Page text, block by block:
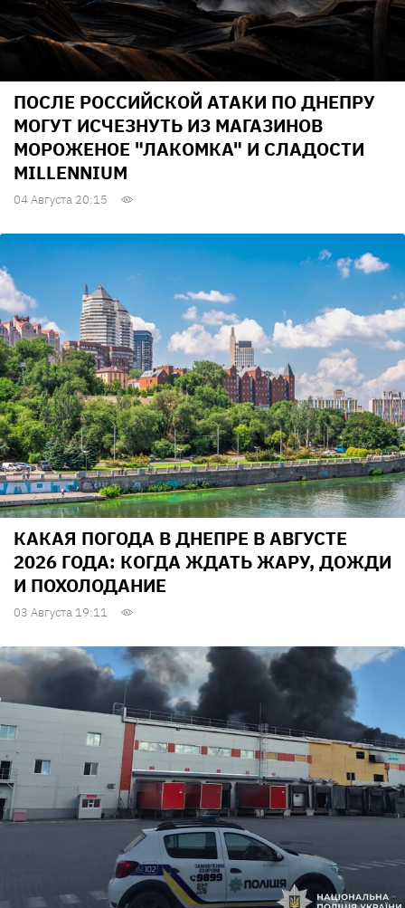
ПОСЛЕ РОССИЙСКОЙ АТАКИ ПО ДНЕПРУ
МОГУТ ИСЧЕЗНУТЬ ИЗ МАГАЗИНОВ
МОРОЖЕНОЕ "ЛАКОМКА" И СЛАДОСТИ
MILLENNIUM
04 Августа 20:15
КАКАЯ ПОГОДА В ДНЕПРЕ В АВГУСТЕ
2026 ГОДА: КОГДА ЖДАТЬ ЖАРУ, ДОЖДИ
И ПОХОЛОДАНИЕ
03 Августа 19:11